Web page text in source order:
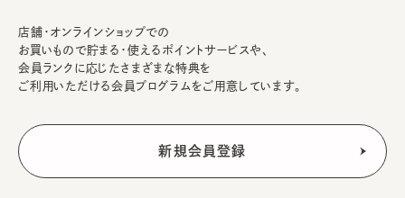
店舗・オンラインショップでの
お買いもので貯まる・使えるポイントサービスや、
会員ランクに応じたさまざまな特典を
ご利用いただける会員プログラムをご用意しています。